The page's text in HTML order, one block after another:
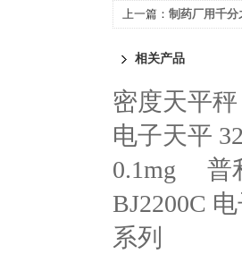
上一篇： 制药厂用千分
相关产品
密度天平秤
电子天平
0.1mg
普
BJ2200C
系列